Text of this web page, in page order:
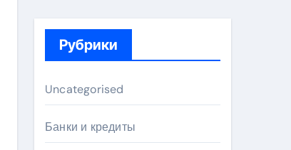
Рубрики
Uncategorised
Банки и кредиты